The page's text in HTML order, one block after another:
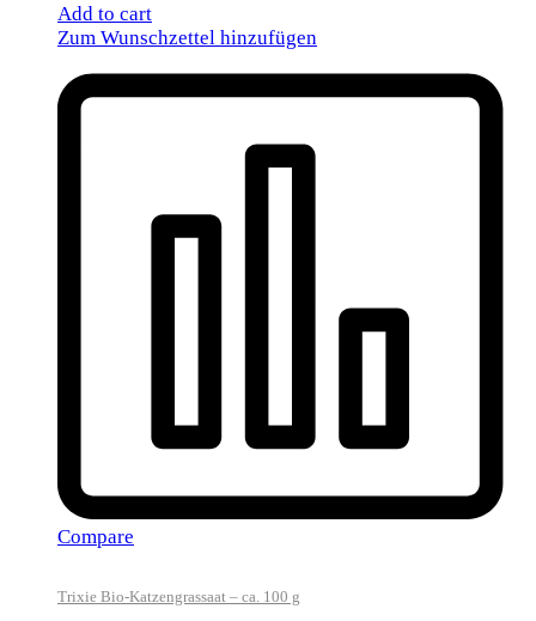
Add to cart
Zum Wunschzettel hinzufügen
Compare
Trixie Bio-Katzengrassaat – ca. 100 g